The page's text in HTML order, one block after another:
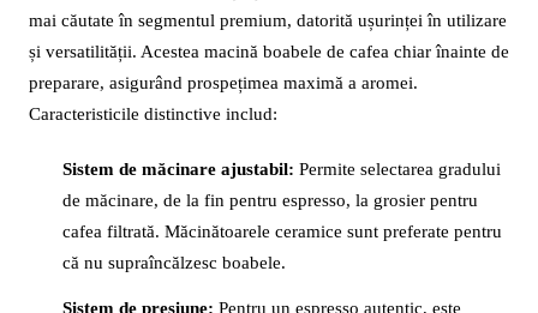
mai căutate în segmentul premium, datorită ușurinței în utilizare
și versatilității. Acestea macină boabele de cafea chiar înainte de
preparare, asigurând prospețimea maximă a aromei.
Caracteristicile distinctive includ:
Sistem de măcinare ajustabil: Permite selectarea gradului
de măcinare, de la fin pentru espresso, la grosier pentru
cafea filtrată. Măcinătoarele ceramice sunt preferate pentru
că nu supraîncălzesc boabele.
Sistem de presiune: Pentru un espresso autentic, este